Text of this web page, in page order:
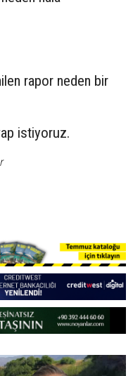
rapor neden bir
istiyoruz.